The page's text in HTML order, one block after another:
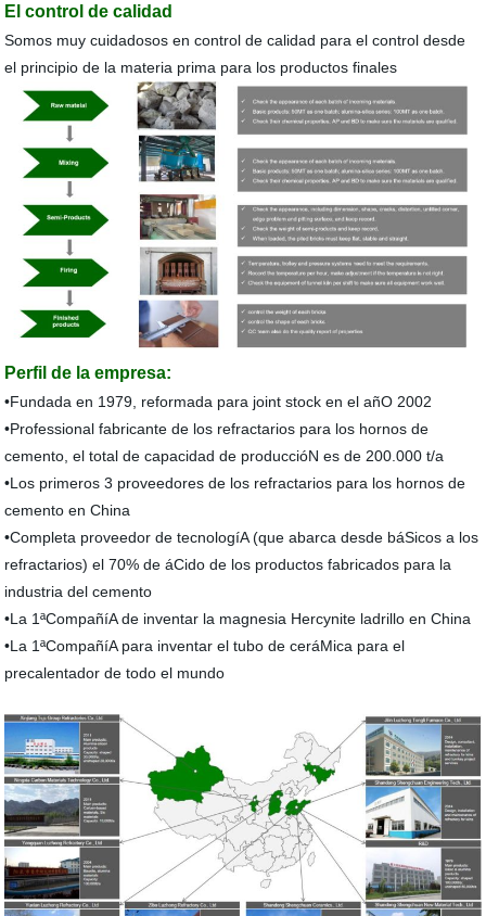
El control de calidad
Somos muy cuidadosos en control de calidad para el control desde
el principio de la materia prima para los productos finales
Perfil de la empresa:
•Fundada en 1979, reformada para joint stock en el añO 2002
•Professional fabricante de los refractarios para los hornos de
cemento, el total de capacidad de produccióN es de 200.000 t/a
•Los primeros 3 proveedores de los refractarios para los hornos de
cemento en China
•Completa proveedor de tecnologíA (que abarca desde báSicos a los
refractarios) el 70% de áCido de los productos fabricados para la
industria del cemento
•La 1ªCompañíA de inventar la magnesia Hercynite ladrillo en China
•La 1ªCompañíA para inventar el tubo de ceráMica para el
precalentador de todo el mundo